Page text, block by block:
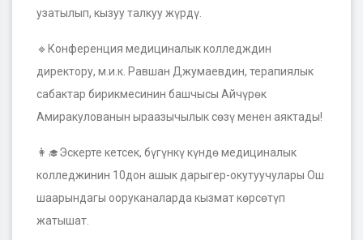
узатылып, кызуу талкуу жүрдү.
🔹 Конференция медициналык колледждин
директору, м.и.к. Равшан Джумаевдин, терапиялык
сабактар бирикмесинин башчысы Айчүрөк
Амиракулованын ыраазычылык сөзү менен аяктады!
👩‍🎓Эскерте кетсек, бүгүнкү күндө медициналык
колледжинин 10дон ашык дарыгер-окутуучулары Ош
шаарындагы ооруканаларда кызмат көрсөтүп
жатышат.